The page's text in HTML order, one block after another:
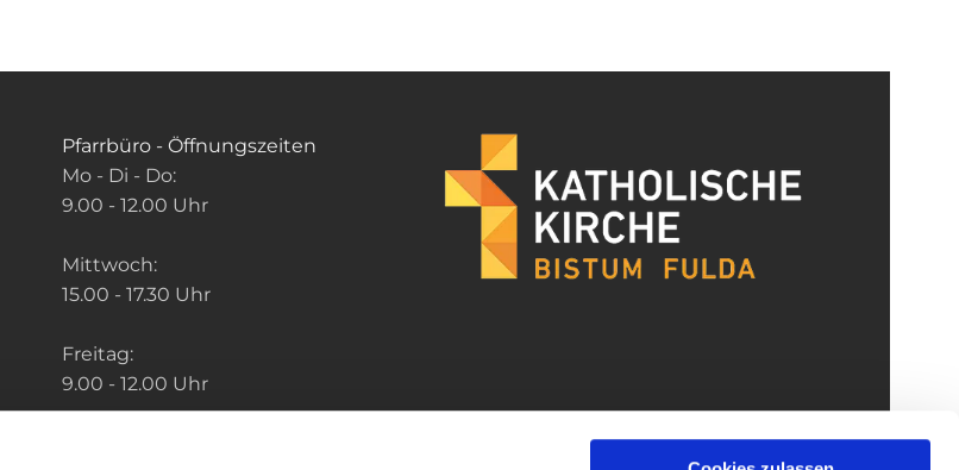
Pfarrbüro - Öffnungszeiten
Mo - Di - Do:
9.00 - 12.00 Uhr
Mittwoch:
15.00 - 17.30 Uhr
Freitag:
9.00 - 12.00 Uhr